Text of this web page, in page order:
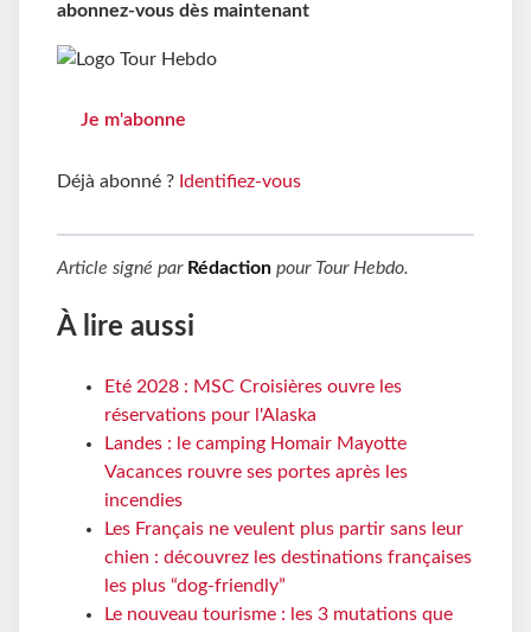
abonnez-vous dès maintenant
Je m'abonne
Déjà abonné ? Identifiez-vous
Article signé par Rédaction pour Tour Hebdo.
À lire aussi
Eté 2028 : MSC Croisières ouvre les
réservations pour l'Alaska
Landes : le camping Homair Mayotte
Vacances rouvre ses portes après les
incendies
Les Français ne veulent plus partir sans leur
chien : découvrez les destinations françaises
les plus “dog-friendly”
Le nouveau tourisme : les 3 mutations que